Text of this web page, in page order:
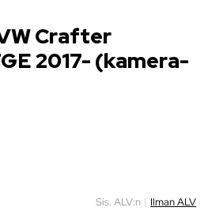
Crafter
2017- (kamera-
Sis. ALV:n | Ilman ALV